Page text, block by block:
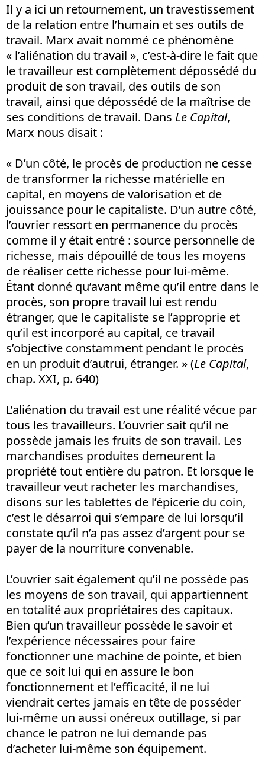
Il y a ici un retournement, un travestissement
de la relation entre l’humain et ses outils de
travail. Marx avait nommé ce phénomène
« l’aliénation du travail », c’est-à-dire le fait que
le travailleur est complètement dépossédé du
produit de son travail, des outils de son
travail, ainsi que dépossédé de la maîtrise de
ses conditions de travail. Dans Le Capital,
Marx nous disait :
« D’un côté, le procès de production ne cesse
de transformer la richesse matérielle en
capital, en moyens de valorisation et de
jouissance pour le capitaliste. D’un autre côté,
l’ouvrier ressort en permanence du procès
comme il y était entré : source personnelle de
richesse, mais dépouillé de tous les moyens
de réaliser cette richesse pour lui-même.
Étant donné qu’avant même qu’il entre dans le
procès, son propre travail lui est rendu
étranger, que le capitaliste se l’approprie et
qu’il est incorporé au capital, ce travail
s’objective constamment pendant le procès
en un produit d’autrui, étranger. » (Le Capital,
chap. XXI, p. 640)
L’aliénation du travail est une réalité vécue par
tous les travailleurs. L’ouvrier sait qu’il ne
possède jamais les fruits de son travail. Les
marchandises produites demeurent la
propriété tout entière du patron. Et lorsque le
travailleur veut racheter les marchandises,
disons sur les tablettes de l’épicerie du coin,
c’est le désarroi qui s’empare de lui lorsqu’il
constate qu’il n’a pas assez d’argent pour se
payer de la nourriture convenable.
L’ouvrier sait également qu’il ne possède pas
les moyens de son travail, qui appartiennent
en totalité aux propriétaires des capitaux.
Bien qu’un travailleur possède le savoir et
l’expérience nécessaires pour faire
fonctionner une machine de pointe, et bien
que ce soit lui qui en assure le bon
fonctionnement et l’efficacité, il ne lui
viendrait certes jamais en tête de posséder
lui-même un aussi onéreux outillage, si par
chance le patron ne lui demande pas
d’acheter lui-même son équipement.